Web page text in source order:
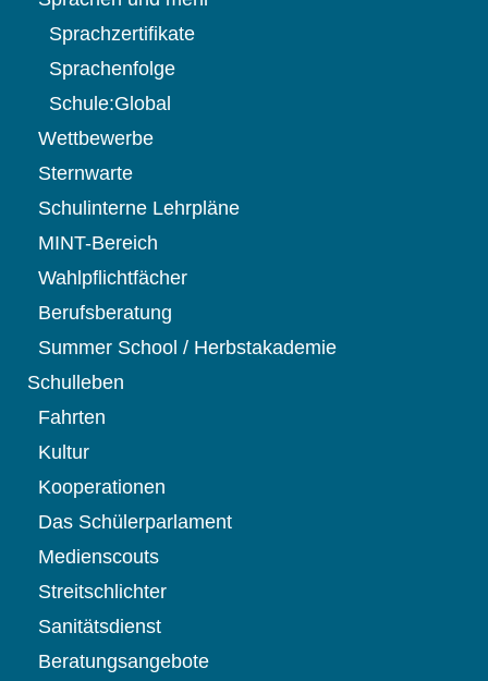
Sprachzertifikate
Sprachenfolge
Schule:Global
Wettbewerbe
Sternwarte
Schulinterne Lehrpläne
MINT-Bereich
Wahlpflichtfächer
Berufsberatung
Summer School / Herbstakademie
Schulleben
Fahrten
Kultur
Kooperationen
Das Schülerparlament
Medienscouts
Streitschlichter
Sanitätsdienst
Beratungsangebote